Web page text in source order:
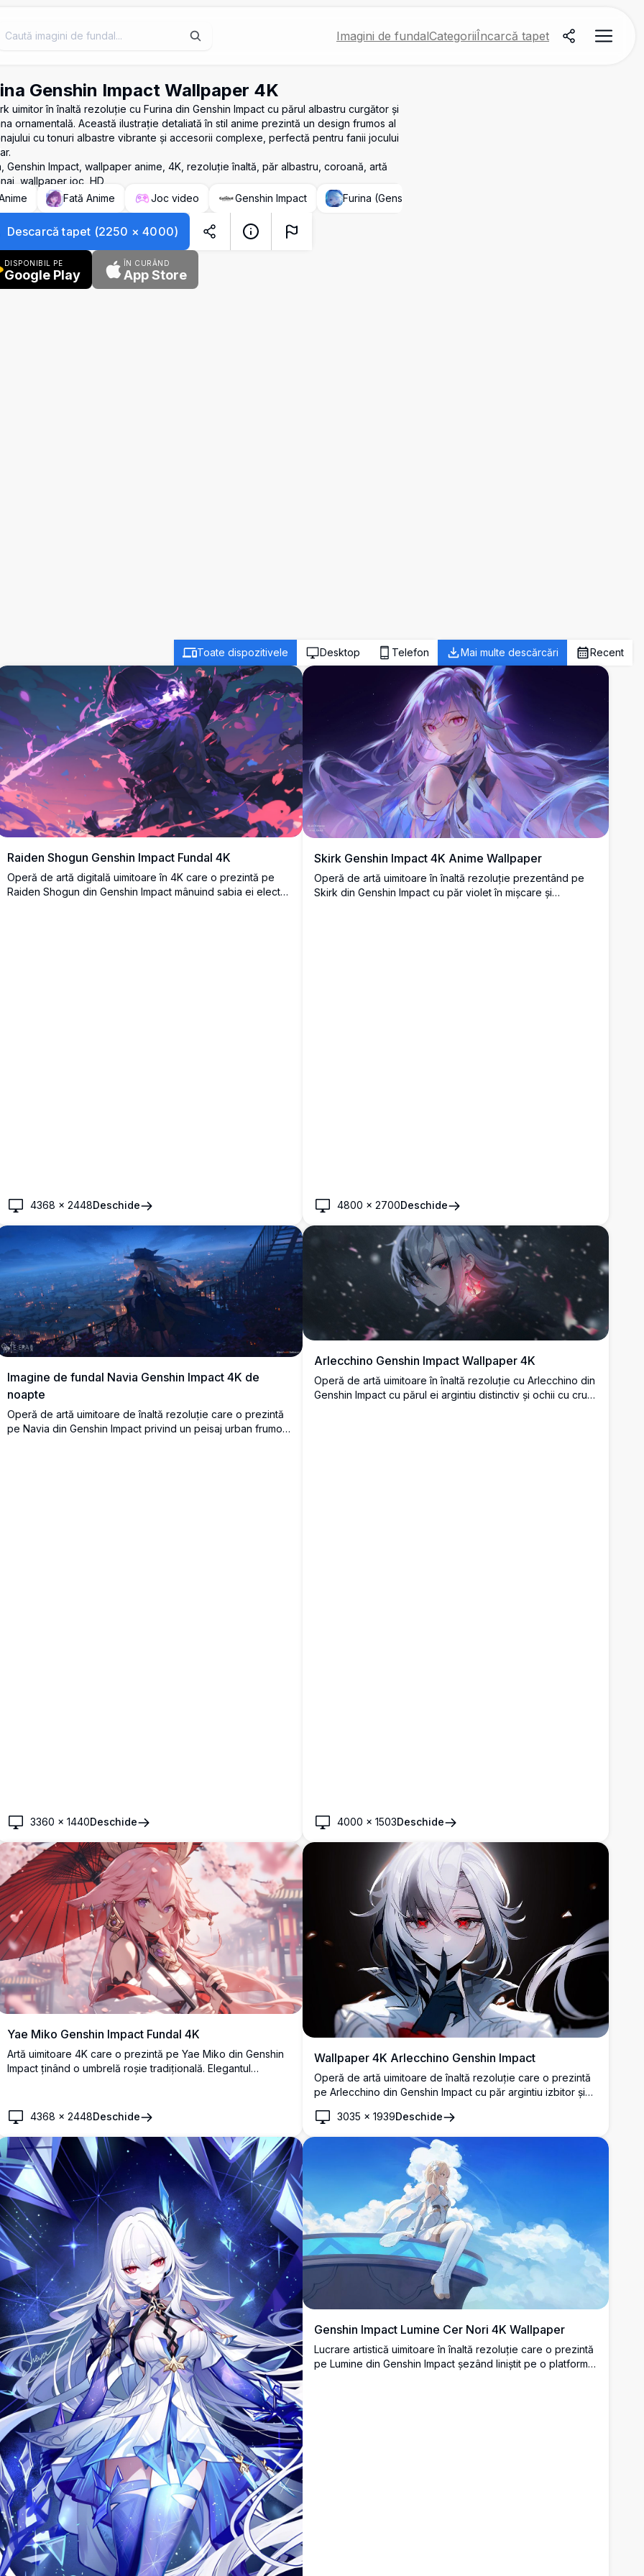
Imagini de fundalCategoriiÎncarcă tapet
Genshin Impact Wallpaper 4K
uimitor în înaltă rezoluție cu Furina din Genshin Impact cu părul albastru curgător și
ornamentală. Această ilustrație detaliată în stil anime prezintă un design frumos al
cu tonuri albastre vibrante și accesorii complexe, perfectă pentru fanii jocului
Genshin Impact, wallpaper anime, 4K, rezoluție înaltă, păr albastru, coroană, artă
wallpaper joc, HD
Fată Anime Joc video Genshin Impact Furina (Genshin Impact)
Descarcă tapet (2250 ×4000)
DISPONIBIL PE
Google Play
ÎN CURÂND
App Store
Toate dispozitivele Desktop Telefon Mai multe descărcări Recent
Raiden Shogun Genshin Impact Fundal 4K
Operă de artă digitală uimitoare în 4K care o prezintă pe
Raiden Shogun din Genshin Impact mânuind sabia ei electro
4368 ×2448Deschide
Skirk Genshin Impact 4K Anime Wallpaper
Operă de artă uimitoare în înaltă rezoluție prezentând pe
Skirk din Genshin Impact cu păr violet în mișcare și
4800 × 2700Deschide
Imagine de fundal Navia Genshin Impact 4K de
noapte
Operă de artă uimitoare de înaltă rezoluție care o prezintă
pe Navia din Genshin Impact privind un peisaj urban frumos
3360 ×1440Deschide
Arlecchino Genshin Impact Wallpaper 4K
Operă de artă uimitoare în înaltă rezoluție cu Arlecchino din
Genshin Impact cu părul ei argintiu distinctiv și ochii cu cruci
4000 × 1503Deschide
Yae Miko Genshin Impact Fundal 4K
Artă uimitoare 4K care o prezintă pe Yae Miko din Genshin
Impact ținând o umbrelă roșie tradițională. Elegantul
perfect pentru fundaluri de desktop.
4368 ×2448Deschide
Wallpaper 4K Arlecchino Genshin Impact
Operă de artă uimitoare de înaltă rezoluție care o prezintă
pe Arlecchino din Genshin Impact cu păr argintiu izbitor și
dramatică și stilul artistic anime detaliat, perfect pentru
entuziaștii gaming-ului și fanii anime care caută fundaluri
3035 × 1939Deschide
Genshin Impact Lumine Cer Nori 4K Wallpaper
Lucrare artistică uimitoare în înaltă rezoluție care o prezintă
pe Lumine din Genshin Impact șezând liniștit pe o platformă